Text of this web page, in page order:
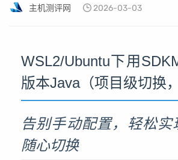
主机测评网 2026-03-03
WSL2/Ubuntu下用
版本Java（项目级切换
告别手动配置，轻松实
随心切换